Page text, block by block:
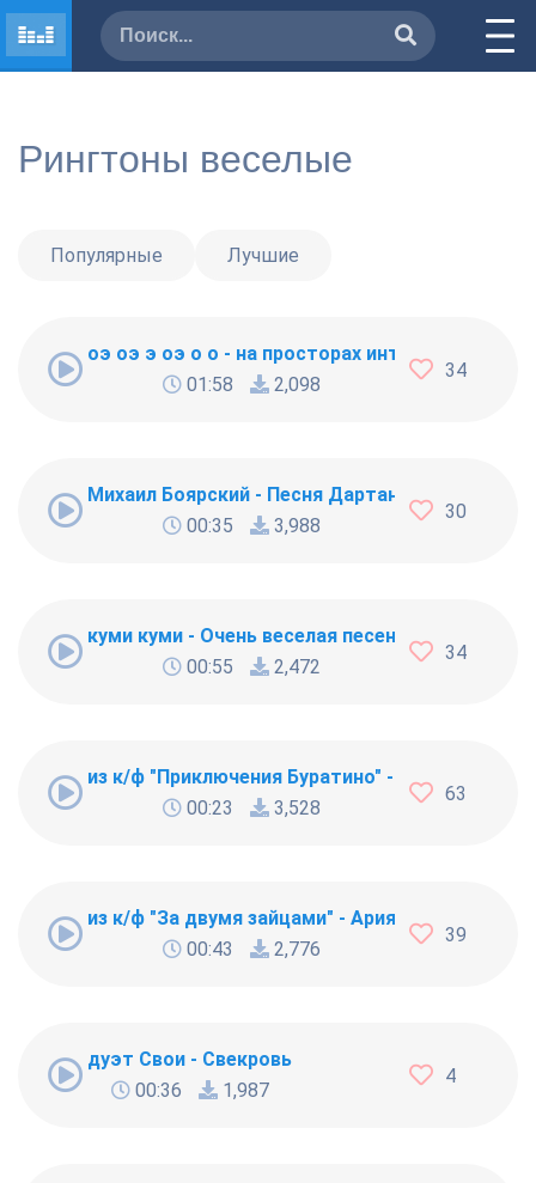
Рингтоны веселые
Популярные Лучшие
оэ оэ э оэ о о - на просторах интернета так
01:58
2,098
34
Михаил Боярский - Песня Дартаньяна (Мерси
00:35
3,988
30
куми куми - Очень веселая песенка из лака
00:55
2,472
34
из к/ф "Приключения Буратино" - тема
00:23
3,528
63
из к/ф "За двумя зайцами" - Ария Прони
00:43
2,776
39
дуэт Свои - Свекровь
00:36
1,987
4